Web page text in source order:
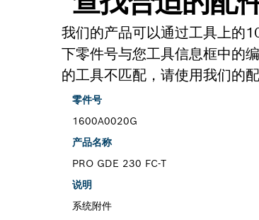
我们的产品可以通过工具上的
下零件号与您工具信息框中的
的工具不匹配，请使用我们的
零件号
1600A0020G
产品名称
PRO GDE 230 FC-T
说明
系统附件